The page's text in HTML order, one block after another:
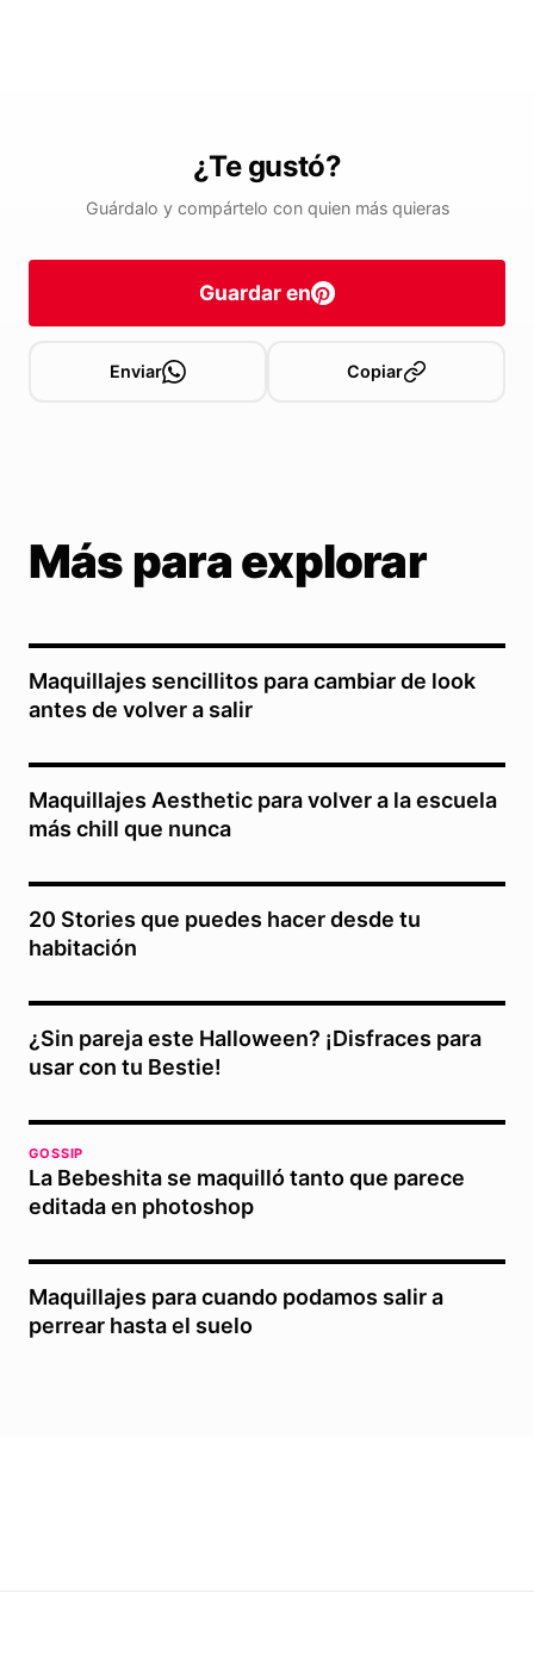
¿Te gustó?
Guárdalo y compártelo con quien más quieras
Guardar en
Enviar Copiar
Más para explorar
Maquillajes sencillitos para cambiar de look
antes de volver a salir
Maquillajes Aesthetic para volver a la escuela
más chill que nunca
20 Stories que puedes hacer desde tu
habitación
¿Sin pareja este Halloween? ¡Disfraces para
usar con tu Bestie!
GOSSIP
La Bebeshita se maquilló tanto que parece
editada en photoshop
Maquillajes para cuando podamos salir a
perrear hasta el suelo